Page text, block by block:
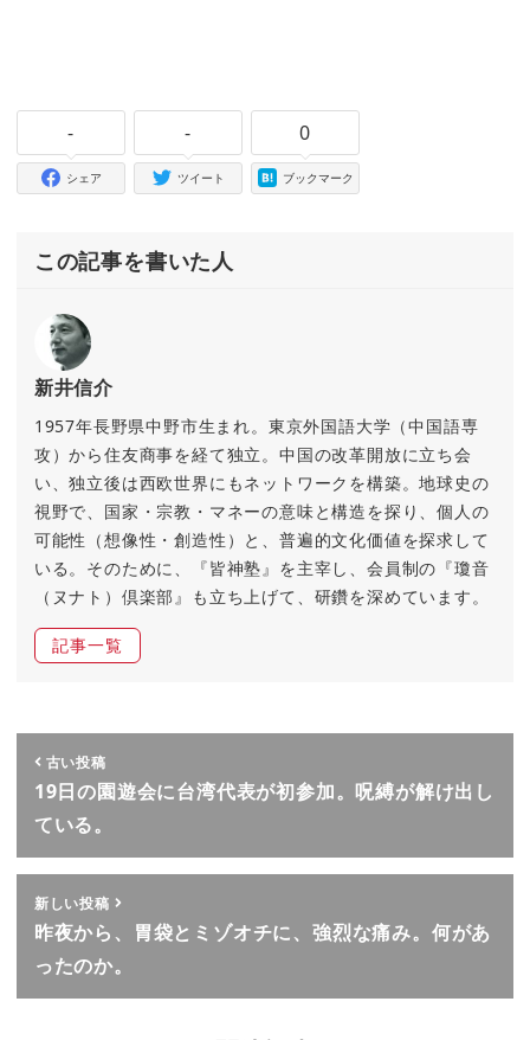
-
シェア
-
ツイート
0
ブックマーク
この記事を書いた人
新井信介
1957年長野県中野市生まれ。東京外国語大学（中国語専
攻）から住友商事を経て独立。中国の改革開放に立ち会
い、独立後は西欧世界にもネットワークを構築。地球史の
視野で、国家・宗教・マネーの意味と構造を探り、個人の
可能性（想像性・創造性）と、普遍的文化価値を探求して
いる。そのために、『皆神塾』を主宰し、会員制の『瓊音
（ヌナト）倶楽部』も立ち上げて、研鑽を深めています。
記事一覧
古い投稿
19日の園遊会に台湾代表が初参加。呪縛が解け出し
ている。
新しい投稿
昨夜から、胃袋とミゾオチに、強烈な痛み。何があ
ったのか。